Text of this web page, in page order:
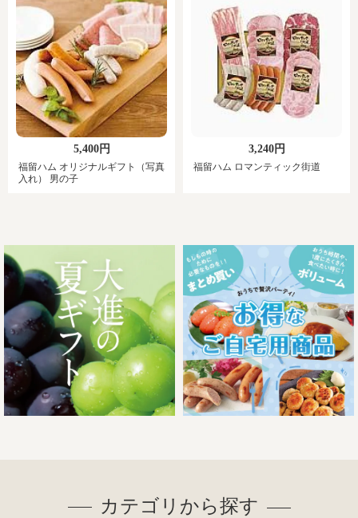
5,400円
福留ハム オリジナルギフト（写真
入れ） 男の子
3,240円
福留ハム ロマンティック街道
カテゴリから探す